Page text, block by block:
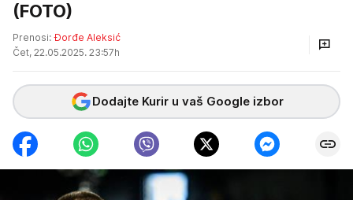
(FOTO)
Prenosi: Đorđe Aleksić
Čet, 22.05.2025. 23:57h
Dodajte Kurir u vaš Google izbor